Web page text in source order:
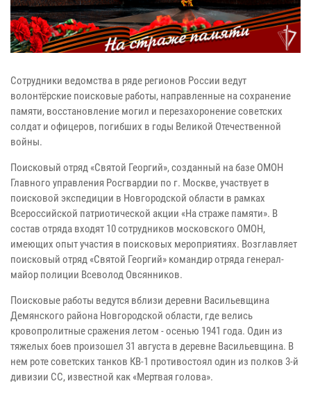
Сотрудники ведомства в ряде регионов России ведут
волонтёрские поисковые работы, направленные на сохранение
памяти, восстановление могил и перезахоронение советских
солдат и офицеров, погибших в годы Великой Отечественной
войны.
Поисковый отряд «Святой Георгий», созданный на базе ОМОН
Главного управления Росгвардии по г. Москве, участвует в
поисковой экспедиции в Новгородской области в рамках
Всероссийской патриотической акции «На страже памяти». В
состав отряда входят 10 сотрудников московского ОМОН,
имеющих опыт участия в поисковых мероприятиях. Возглавляет
поисковый отряд «Святой Георгий» командир отряда генерал-
майор полиции Всеволод Овсянников.
Поисковые работы ведутся вблизи деревни Васильевщина
Демянского района Новгородской области, где велись
кровопролитные сражения летом - осенью 1941 года. Один из
тяжелых боев произошел 31 августа в деревне Васильевщина. В
нем роте советских танков КВ-1 противостоял один из полков 3-й
дивизии СС, известной как «Мертвая голова».